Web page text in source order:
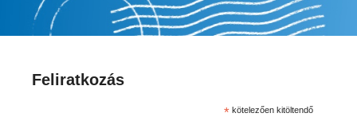
Feliratkozás
* kötelezően kitöltendő